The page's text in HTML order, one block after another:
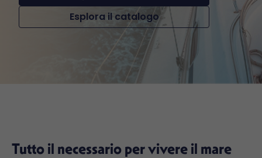
Esplora il catalogo
Tutto il necessario per vivere il mare